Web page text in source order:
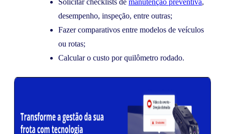
Solicitar checklists de manutenção preventiva,
desempenho, inspeção, entre outras;
Fazer comparativos entre modelos de veículos
ou rotas;
Calcular o custo por quilômetro rodado.